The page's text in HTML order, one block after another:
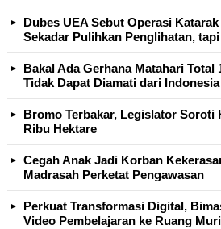
Dubes UEA Sebut Operasi
Sekadar Pulihkan Penglihatan,
Bakal Ada Gerhana Matahari Total
Tidak Dapat Diamati dari Indonesia
Bromo Terbakar, Legislator Soroti
Ribu Hektare
Cegah Anak Jadi Korban
Madrasah Perketat Pengawasan
Perkuat Transformasi Digital,
Video Pembelajaran ke Ruang